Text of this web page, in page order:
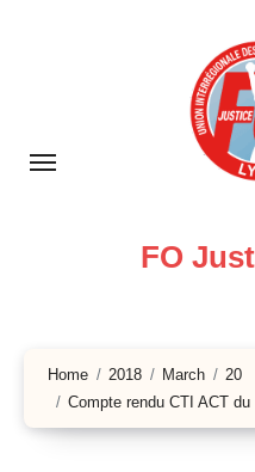
FO
Home 2018 March
20
Compte rendu CTI ACT du